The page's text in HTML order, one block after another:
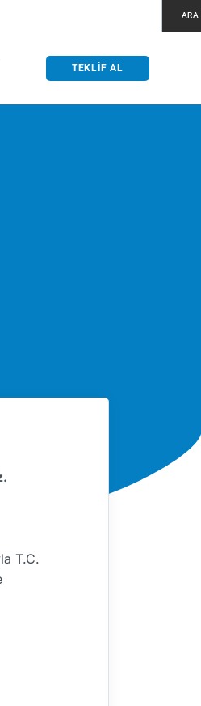
ARA
TEKLIF AL
T.C.